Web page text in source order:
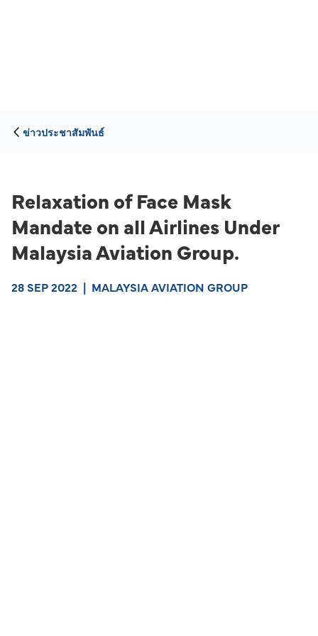
ข่าวประชาสัมพันธ์
Relaxation of Face Mask
Mandate on all Airlines Under
Malaysia Aviation Group.
28 SEP 2022 | MALAYSIA AVIATION GROUP